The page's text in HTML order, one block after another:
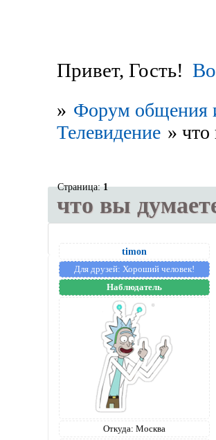
Привет, Гость!
» Форум общения
Телевидение » что
что вы
Страница:1
timon
Для друзей: Хороший человек!
Наблюдатель
Откуда: Москва